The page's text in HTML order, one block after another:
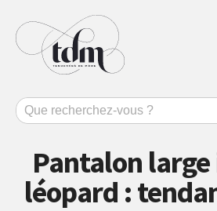
Pantalon
léopard :